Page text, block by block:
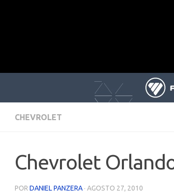
CHEVROLET
Chevrolet
POR DANIEL PANZERA · AGOSTO 27, 2010